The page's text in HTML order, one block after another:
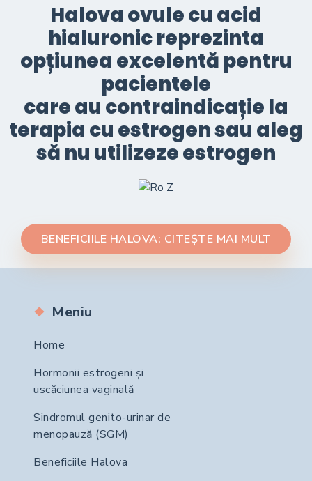
Halova ovule cu acid
hialuronic reprezinta
opțiunea excelentă pentru
pacientele
care au contraindicație la
terapia cu estrogen sau aleg
să nu utilizeze estrogen
BENEFICIILE HALOVA: CITEȘTE MAI MULT
Meniu
Home
Hormonii estrogeni și
uscăciunea vaginală
Sindromul genito-urinar de
menopauză (SGM)
Beneficiile Halova